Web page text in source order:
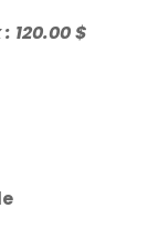
120.00 $